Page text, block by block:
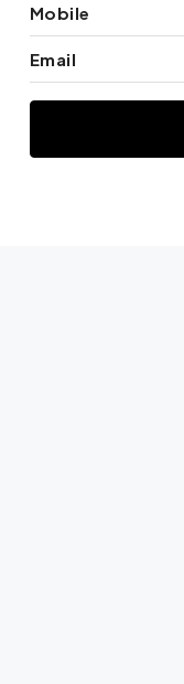
Mobile
Email